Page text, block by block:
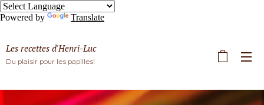
Powered by Translate
Les recettes d'Henri-Luc
Du plaisir pour les papilles!